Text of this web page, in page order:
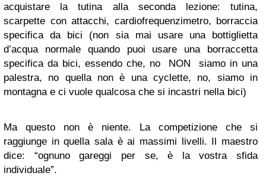
acquistare la tutina alla seconda lezione: tutina,
scarpette con attacchi, cardiofrequenzimetro, borraccia
specifica da bici (non sia mai usare una bottiglietta
d’acqua normale quando puoi usare una borraccetta
specifica da bici, essendo che, no NON siamo in una
palestra, no quella non è una cyclette, no, siamo in
montagna e ci vuole qualcosa che si incastri nella bici)
Ma questo non è niente. La competizione che si
raggiunge in quella sala è ai massimi livelli. Il maestro
dice: “ognuno gareggi per se, è la vostra sfida
individuale”.